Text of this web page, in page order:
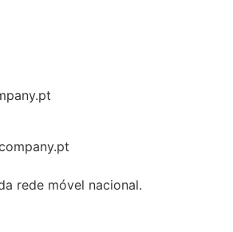
rede móvel nacional.